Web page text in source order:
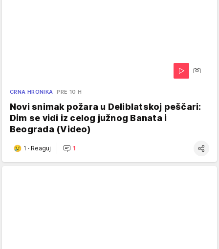
CRNA HRONIKA PRE 10 H
Novi snimak požara u Deliblatskoj peščari:
Dim se vidi iz celog južnog Banata i
Beograda (Video)
1 · Reaguj 1